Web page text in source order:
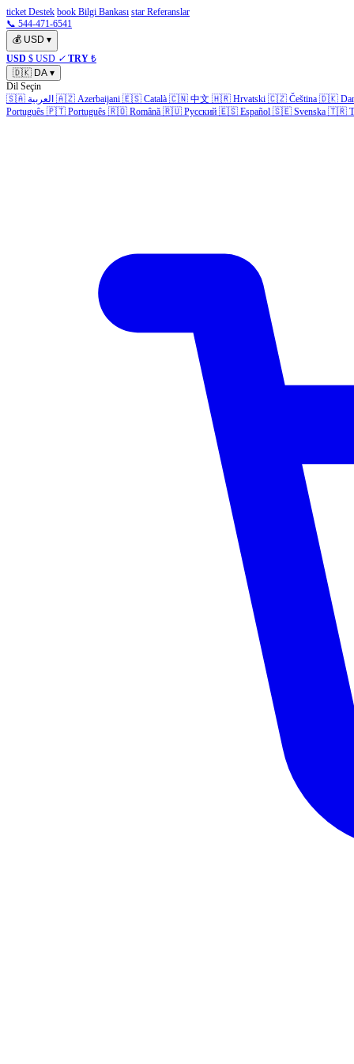
ticket Destek book Bilgi Bankası star Referanslar
📞 544-471-6541
💰 USD ▾
USD $ USD ✓ TRY ₺
🇩🇰 DA ▾
Dil Seçin
🇸🇦 العربية 🇦🇿 Azerbaijani 🇪🇸 Català 🇨🇳 中文 🇭🇷 Hrvatski 🇨🇿 Čeština 🇩🇰
Português 🇵🇹 Português 🇷🇴 Română 🇷🇺 Русский 🇪🇸 Español 🇸🇪 Svenska 🇹🇷